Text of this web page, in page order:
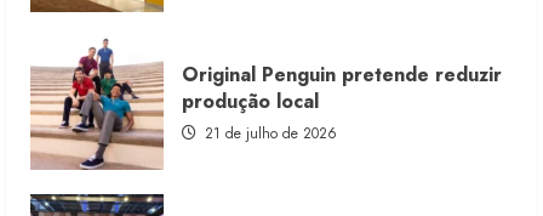
Original Penguin pretende reduzir
produção local
21 de julho de 2026